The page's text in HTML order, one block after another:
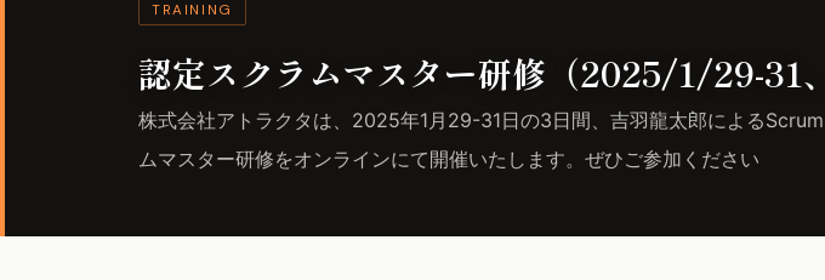
TRAINING
認定スクラムマスター研修（2025/1/29-31
株式会社アトラクタは、2025年1月29-31日の3日間、吉羽龍太郎による
ムマスター研修をオンラインにて開催いたします。ぜひご参加ください